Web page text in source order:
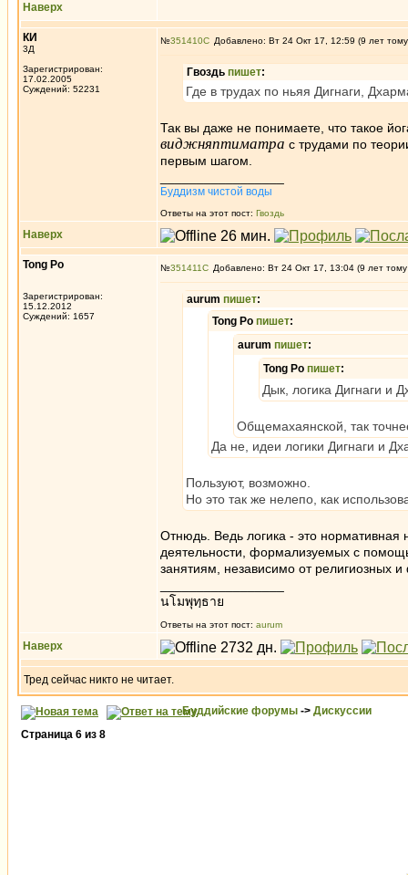
Наверх
КИ
3Д
Зарегистрирован:
17.02.2005
Суждений: 52231
№351410 Добавлено: Вт 24 Окт 17, 12:59 (9 лет
Гвоздь пишет:
Где в трудах по ньяя Дигнаги,
Так вы даже не понимаете, что такое
виджняптиматра с трудами по
первым шагом.
Буддизм чистой воды
Ответы на этот пост: Гвоздь
Наверх
Tong Po
Зарегистрирован:
15.12.2012
Суждений: 1657
№351411 Добавлено: Вт 24 Окт 17, 13:04 (9 лет
aurum пишет:
Tong Po пишет:
aurum пишет:
Tong Po пишет:
Дык, логика Дигнаги и
Общемахаянской, так
Да не, идеи логики Дигнаги и
Пользуют, возможно.
Но это так же нелепо, как
Отнюдь. Ведь логика - это нормативная
деятельности, формализуемых с
занятиям, независимо от религиозных
นโมพุทฺธาย
Ответы на этот пост: aurum
Наверх
Тред сейчас никто не читает.
Буддийские форумы -> Дискуссии
Страница 6 из 8